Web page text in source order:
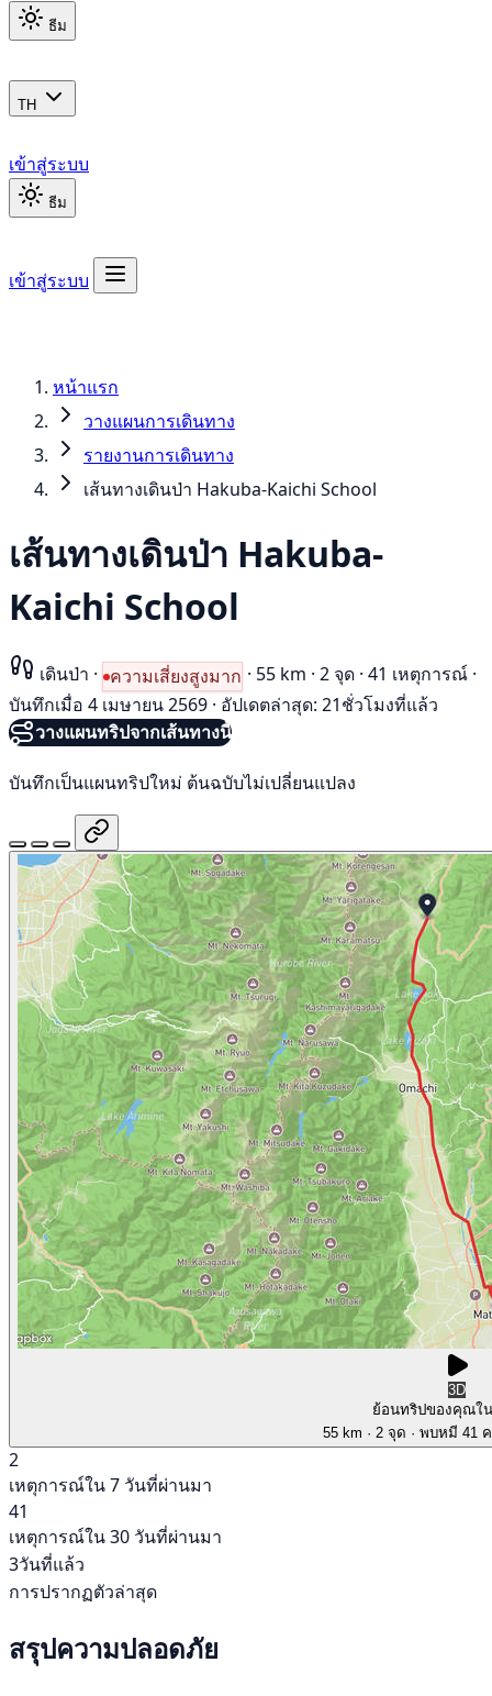
ธีม
TH
เข้าสู่ระบบ
ธีม
เข้าสู่ระบบ
หน้าแรก
วางแผนการเดินทาง
รายงานการเดินทาง
เส้นทางเดินป่า Hakuba-Kaichi School
เส้นทางเดินป่า Hakuba-
Kaichi School
เดินป่า · ความเสี่ยงสูงมาก · 55 km · 2 จุด · 41 เหตุการณ์ ·
บันทึกเมื่อ 4 เมษายน 2569 · อัปเดตล่าสุด: 21ชั่วโมงที่แล้ว
วางแผนทริปจากเส้นทางนี้
บันทึกเป็นแผนทริปใหม่ ต้นฉบับไม่เปลี่ยนแปลง
3D
ย้อนทริปของคุณใ
55 km · 2 จุด · พบหมี 41
2
เหตุการณ์ใน 7 วันที่ผ่านมา
41
เหตุการณ์ใน 30 วันที่ผ่านมา
3วันที่แล้ว
การปรากฏตัวล่าสุด
สรุปความปลอดภัย